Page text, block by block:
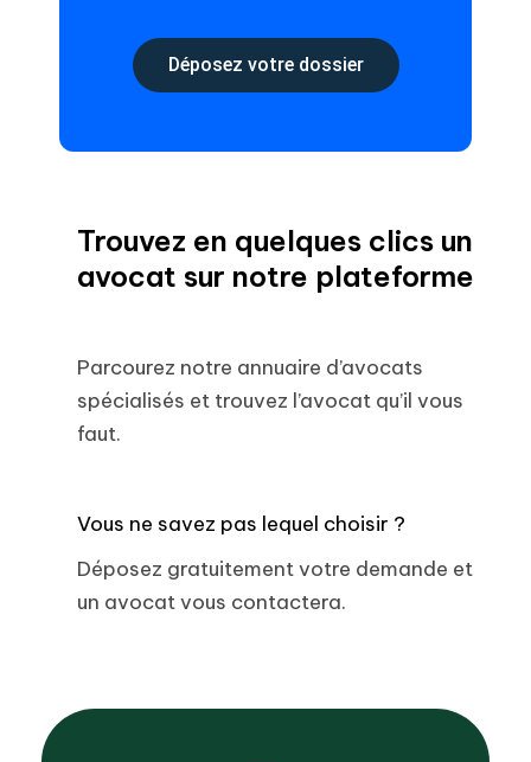
Déposez votre dossier
Trouvez en quelques clics un
avocat sur notre plateforme
Parcourez notre annuaire d’avocats
spécialisés et trouvez l’avocat qu’il vous
faut.
Vous ne savez pas lequel choisir ?
Déposez gratuitement votre demande et
un avocat vous contactera.